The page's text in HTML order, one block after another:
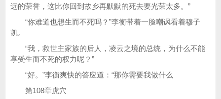
远的荣誉，这比你回到故乡再默默的死去要光荣太多。”
“你难道也想生而不死吗？”李衡带着一脸嘲讽看着穆子
凯。
“我，救世主家族的后人，凌云之境的总统，为什么不能
享受生而不死的权力呢？”
“好。”李衡爽快的答应道：“那你需要我做什么
第108章虎穴